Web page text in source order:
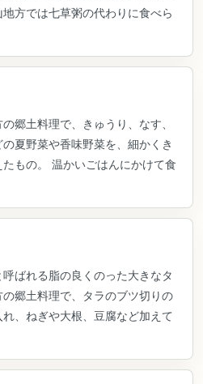
方では七草粥の代わりに食べら
郷土料理で、きゅうり、なす、
夏野菜や香味野菜を、細かくき
もの。 温かいごはんにかけて食
ばれる脂の良くのった大きなタ
郷土料理で、タラのブツ切りの
、ねぎや大根、豆腐など加えて